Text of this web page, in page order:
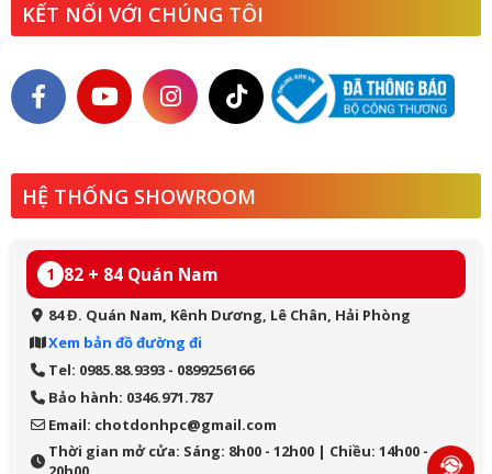
KẾT NỐI VỚI CHÚNG TÔI
HỆ THỐNG SHOWROOM
1 82 + 84 Quán Nam
84 Đ. Quán Nam, Kênh Dương, Lê Chân, Hải Phòng
Xem bản đồ đường đi
Tel: 0985.88.9393 - 0899256166
Bảo hành: 0346.971.787
Email: chotdonhpc@gmail.com
Thời gian mở cửa: Sáng: 8h00 - 12h00 | Chiều: 14h00 -